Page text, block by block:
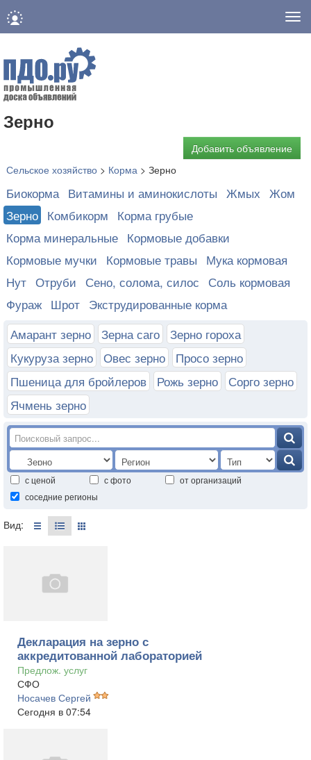
Зерно
Добавить объявление
Сельское хозяйство > Корма > Зерно
Биокорма Витамины и аминокислоты Жмых Жом
Зерно Комбикорм Корма грубые
Корма минеральные Кормовые добавки
Кормовые мучки Кормовые травы Мука кормовая
Нут Отруби Сено, солома, силос Соль кормовая
Фураж Шрот Экструдированные корма
Амарант зерно Зерна саго Зерно гороха
Кукуруза зерно Овес зерно
Просо зерно
Пшеница для бройлеров
Рожь зерно
Сорго зерно
Ячмень зерно
с ценой с фото
от организаций
соседние регионы
Вид:
Декларация на зерно с
аккредитованной лабораторией
Предлож. услуг
СФО
Носачев Сергей
Сегодня в 07:54